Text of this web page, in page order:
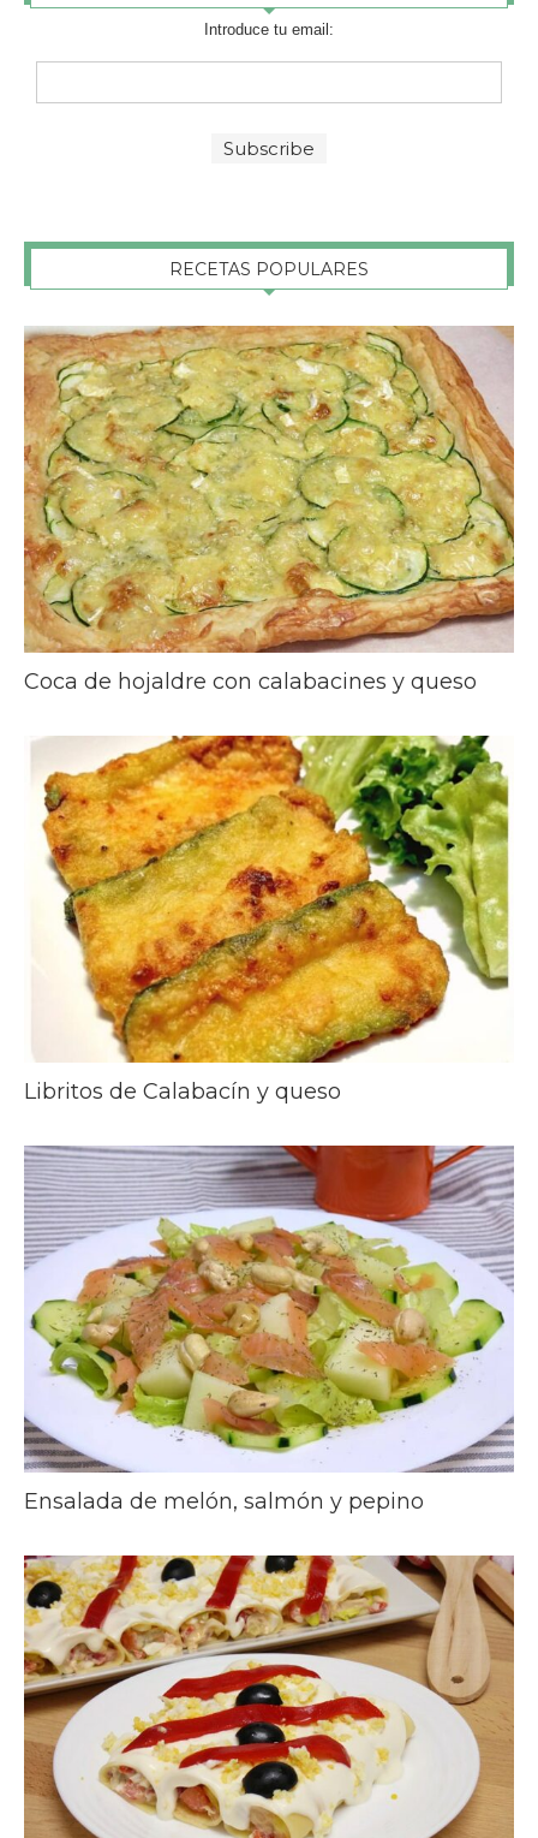
Introduce tu email:
RECETAS POPULARES
Coca de hojaldre con calabacines y queso
Libritos de Calabacín y queso
Ensalada de melón, salmón y pepino